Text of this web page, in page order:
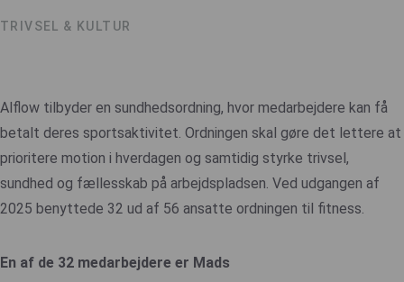
TRIVSEL & KULTUR
Alflow tilbyder en sundhedsordning, hvor medarbejdere kan få
betalt deres sportsaktivitet. Ordningen skal gøre det lettere at
prioritere motion i hverdagen og samtidig styrke trivsel,
sundhed og fællesskab på arbejdspladsen. Ved udgangen af
2025 benyttede 32 ud af 56 ansatte ordningen til fitness.
En af de 32 medarbejdere er Mads